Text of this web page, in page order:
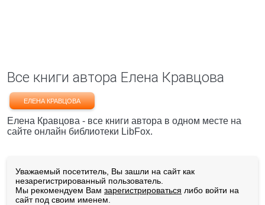
Все книги автора Елена Кравцова
ЕЛЕНА КРАВЦОВА
Елена Кравцова - все книги автора в одном месте на
сайте онлайн библиотеки LibFox.
Уважаемый посетитель, Вы зашли на сайт как
незарегистрированный пользователь.
Мы рекомендуем Вам зарегистрироваться либо войти на
сайт под своим именем.